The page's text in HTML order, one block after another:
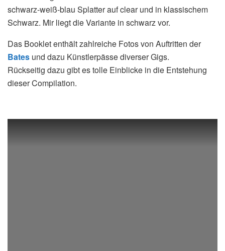
schwarz-weiß-blau Splatter auf clear und in klassischem
Schwarz. Mir liegt die Variante in schwarz vor.
Das Booklet enthält zahlreiche Fotos von Auftritten der
Bates und dazu Künstlerpässe diverser Gigs.
Rückseitig dazu gibt es tolle Einblicke in die Entstehung
dieser Compilation.